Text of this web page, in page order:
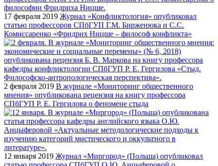
17 февраля 2019 Журнал «Конфликтология» опубликовал
статью профессоров СПбГУП Г.М. Бирженюка и С.С.
Комиссаренко «Фридрих Ницше – философ конфликта»
2 февраля 2019 В журнале «Мониторинг общественного
мнения» опубликована рецензия на книгу профессора
СПбГУП Р. Е. Гергилова о феномене стыда
12 января 2019 Журнал «Миргород» (Польша) опубликовал